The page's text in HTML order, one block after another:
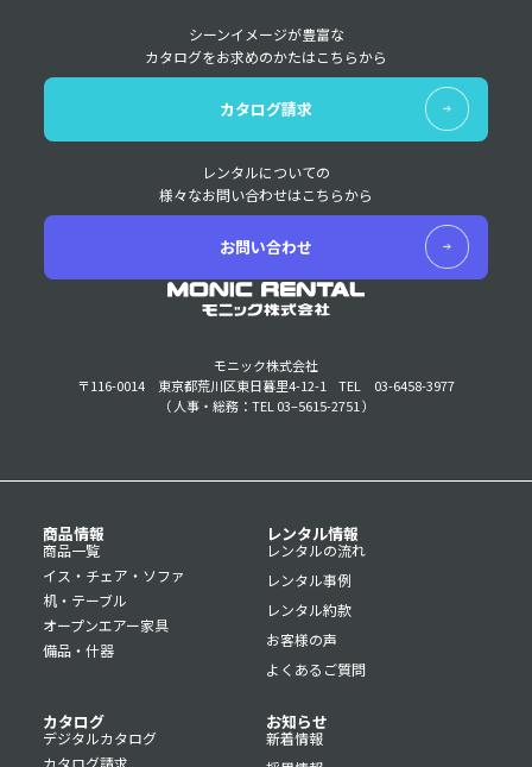
モニック株式会社
〒116-0014 東京都荒川区東日暮里4-12-1
TEL 03-6458-3977
（ 人事・総務：TEL 03–5615-2751 ）
シーンイメージが豊富な
カタログをお求めのかたはこちらから
カタログ請求
レンタルについての
様々なお問い合わせはこちらから
お問い合わせ
商品情報
商品一覧
イス・チェア・ソファ
机・テーブル
オープンエアー家具
備品・什器
レンタル情報
レンタルの流れ
レンタル事例
レンタル約款
お客様の声
よくあるご質問
カタログ
デジタルカタログ
カタログ請求
お知らせ
新着情報